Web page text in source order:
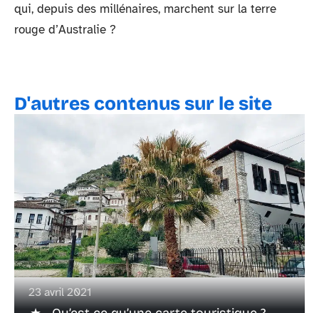
qui, depuis des millénaires, marchent sur la terre
rouge d’Australie ?
D'autres contenus sur le site
23 avril 2021